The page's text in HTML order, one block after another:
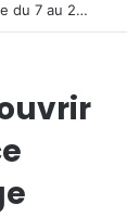
4 soirées concerts prévues à Ars-sur-Moselle du 7 au 28 août 2026